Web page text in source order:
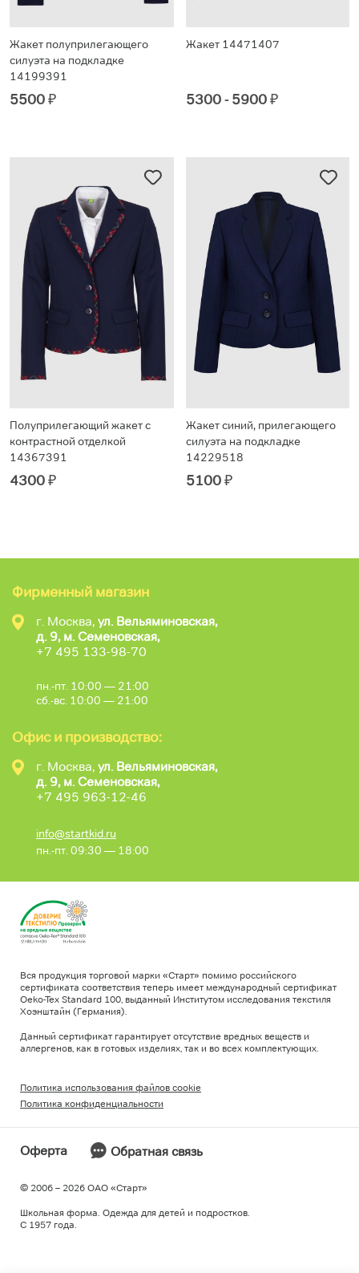
Жакет полуприлегающего
силуэта на подкладке
14199391
5500₽
Жакет 14471407
5300 - 5900₽
Полуприлегающий жакет с
контрастной отделкой
14367391
4300₽
Жакет синий, прилегающего
силуэта на подкладке
14229518
5100₽
Фирменный магазин
г. Москва, ул. Вельяминовская,
д. 9, м. Семеновская,
+7 495 133-98-70
пн.-пт. 10:00 — 21:00
сб.-вс. 10:00 — 21:00
Офис и производство:
г. Москва, ул. Вельяминовская,
д. 9, м. Семеновская,
+7 495 963-12-46
info@startkid.ru
пн.-пт. 09:30 — 18:00
© 2006 – 2026 ОAO «Старт»
Школьная форма. Одежда для детей и подростков.
С 1957 года.
Оферта Обратная связь
Вся продукция торговой марки «Старт» помимо российского
сертификата соответствия теперь имеет международный сертификат
Oeko-Tex Standard 100, выданный Институтом исследования текстиля
Хоэнштайн (Германия).
Данный сертификат гарантирует отсутствие вредных веществ и
аллергенов, как в готовых изделиях, так и во всех комплектующих.
Политика использования файлов cookie
Политика конфиденциальности